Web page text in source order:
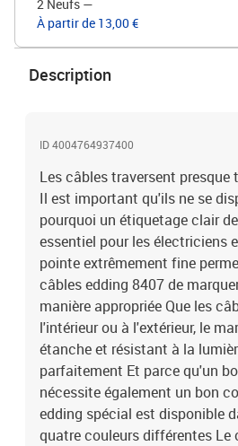
2 Neufs —
À partir de 13,00 €
Description
ID 4004764937400
Les câbles traversent
Il est important qu'ils ne se
pourquoi un étiquetage clair
essentiel pour les électriciens
pointe extrêmement fine
câbles edding 8407 de
manière appropriée Que les
l'intérieur ou à l'extérieur, le
étanche et résistant à la
parfaitement Et parce qu'un
nécessite également un bon
edding spécial est disponible
quatre couleurs différentes Le